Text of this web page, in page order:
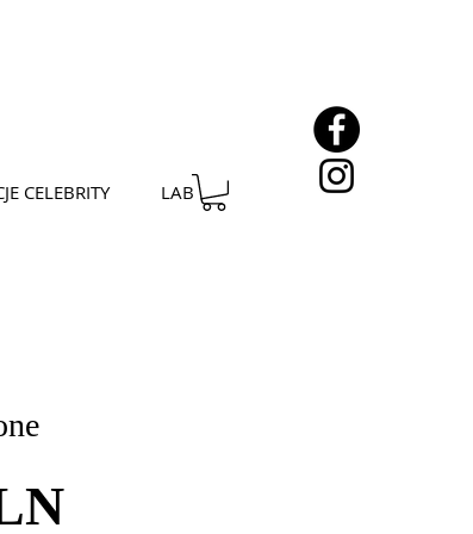
CELEBRITY LAB
Cena